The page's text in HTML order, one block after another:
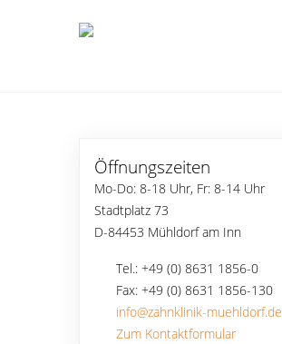
Öffnungszeiten
Mo-Do: 8-18 Uhr, Fr: 8-14 Uhr
Stadtplatz 73
D-84453 Mühldorf am Inn
Tel.: +49 (0) 8631 1856-0
Fax: +49 (0) 8631 1856-130
info@zahnklinik-muehldorf.de
Zum Kontaktformular